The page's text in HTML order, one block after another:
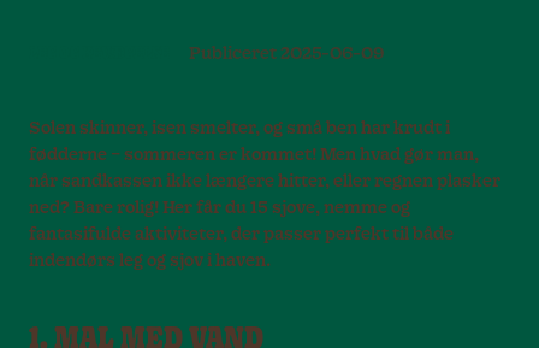
Publiceret 2025-06-09
Solen skinner, isen smelter, og små ben har krudt i
fødderne – sommeren er kommet! Men hvad gør man,
når sandkassen ikke længere hitter, eller regnen plasker
ned? Bare rolig! Her får du 15 sjove, nemme og
fantasifulde aktiviteter, der passer perfekt til både
indendørs leg og sjov i haven.
1. MAL MED VAND